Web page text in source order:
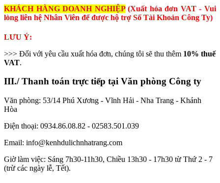
KHÁCH HÀNG DOANH NGHIỆP(Xuất hóa đơn VAT - Vui
lòng liên hệ Nhân Viên để được hộ trợ Số Tài Khoản Công Ty)
LƯU Ý:
>>> Đối với yêu cầu xuất hóa đơn, chúng tôi sẽ thu thêm 10% thuế
VAT.
III./ Thanh toán trực tiếp tại Văn phòng Công ty
Văn phòng: 53/14 Phú Xương - Vĩnh Hải - Nha Trang - Khánh
Hòa
Điện thoại: 0934.86.08.82 - 02583.501.039
Email: info@kenhdulichnhatrang.com
Giờ làm việc: Sáng 7h30-11h30, Chiều 13h30 - 17h30 từ Thứ 2 - 7
(trừ các ngày lễ, Tết).